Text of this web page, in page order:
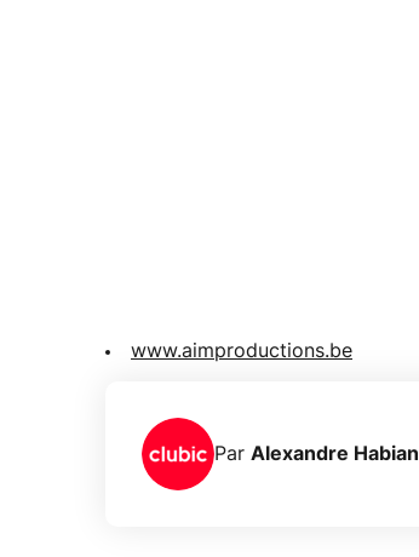
www.aimproductions.be
Par Alexandre Habian